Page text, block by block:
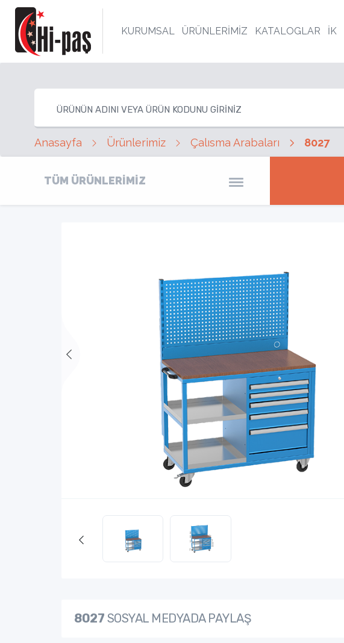
KURUMSAL ÜRÜNLERİMİZ KATALOGLAR İK
Anasayfa Ürünlerimiz Çalısma Arabaları 8027
TÜM ÜRÜNLERİMİZ
8027 SOSYAL MEDYADA PAYLAŞ